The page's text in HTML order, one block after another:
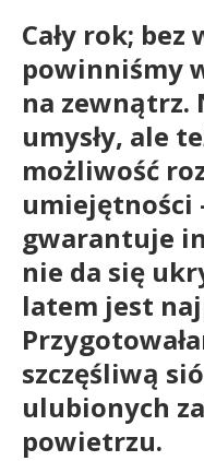
Cały rok;
powinniśmy
na
umysły, ale
możliwość
umiejętności
gwarantuje
nie da się
latem jest
szczęśliwą
ulubionych
powietrzu.